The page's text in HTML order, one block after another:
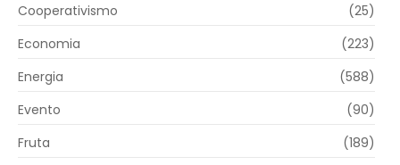
Cooperativismo
(25)
Economia
(223)
Energia
(588)
Evento
(90)
Fruta
(189)